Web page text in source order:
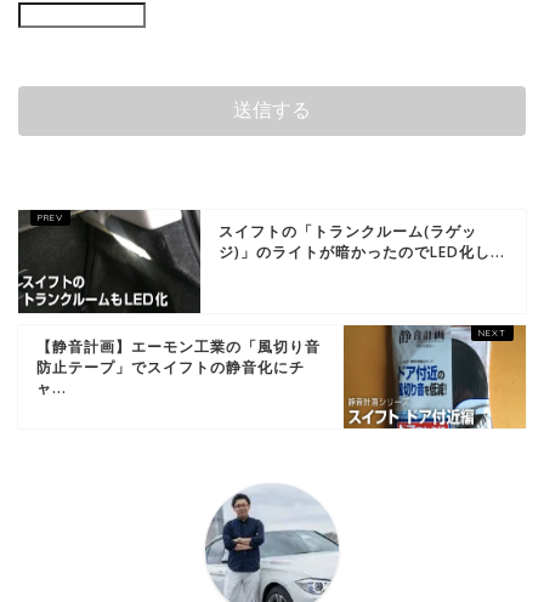
スイフトの「トランクルーム(ラゲッ
ジ)」のライトが暗かったのでLED化し...
【静音計画】エーモン工業の「風切り音
防止テープ」でスイフトの静音化にチ
ャ...